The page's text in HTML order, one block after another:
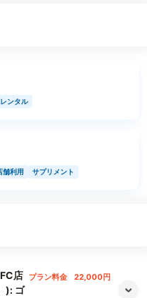
ンタル
舗利用 サプリメント
店
): ゴ
プラン料金 22,000円